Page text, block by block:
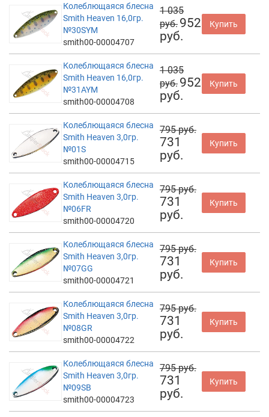
Колеблющаяся блесна
Smith Heaven 16,0гр.
№30SYM
smith00-00004707
1 035
руб. 952
руб.
Купить
Колеблющаяся блесна
Smith Heaven 16,0гр.
№31AYM
smith00-00004708
1 035
руб. 952
руб.
Купить
Колеблющаяся блесна
Smith Heaven 3,0гр.
№01S
smith00-00004715
795 руб.
731
руб.
Купить
Колеблющаяся блесна
Smith Heaven 3,0гр.
№06FR
smith00-00004720
795 руб.
731
руб.
Купить
Колеблющаяся блесна
Smith Heaven 3,0гр.
№07GG
smith00-00004721
795 руб.
731
руб.
Купить
Колеблющаяся блесна
Smith Heaven 3,0гр.
№08GR
smith00-00004722
795 руб.
731
руб.
Купить
Колеблющаяся блесна
Smith Heaven 3,0гр.
№09SB
smith00-00004723
795 руб.
731
руб.
Купить